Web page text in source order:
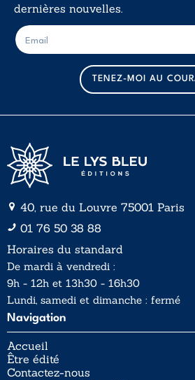
dernières nouvelles.
m
a
i
l
E
-
m
TENEZ-MOI AU
40, rue du Louvre 75001 Paris
01 76 50 38 88
Horaires du standard
De mardi à vendredi :
9h - 12h et 13h30 - 16h30
Lundi, samedi et dimanche : fermé
Navigation
Accueil
Être édité
Contactez-nous